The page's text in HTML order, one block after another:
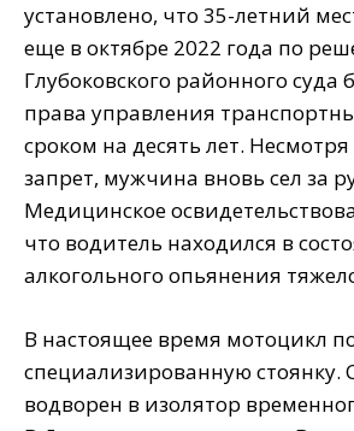
установлено, что 35-летний
еще в октябре 2022 года по
Глубоковского районного
права управления
сроком на десять лет.
запрет, мужчина вновь сел за
Медицинское
что водитель находился в
алкогольного опьянения
В настоящее время мотоцикл
специализированную стоянку.
водворен в изолятор